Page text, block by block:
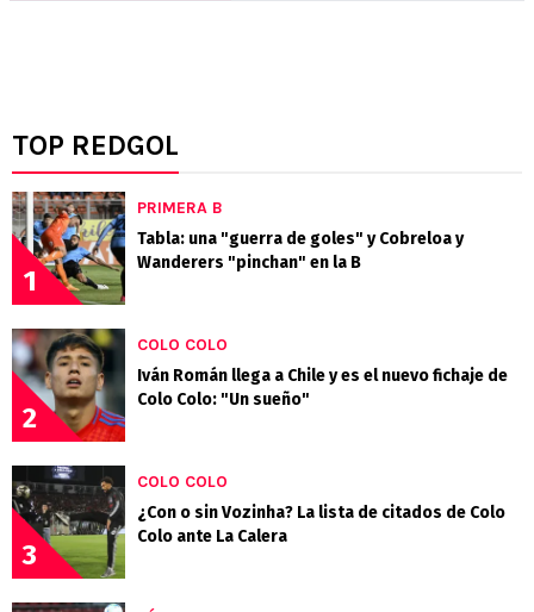
TOP REDGOL
1
PRIMERA B
Tabla: una "guerra de goles" y Cobreloa y
Wanderers "pinchan" en la B
2
COLO COLO
Iván Román llega a Chile y es el nuevo fichaje de
Colo Colo: "Un sueño"
3
COLO COLO
¿Con o sin Vozinha? La lista de citados de Colo
Colo ante La Calera